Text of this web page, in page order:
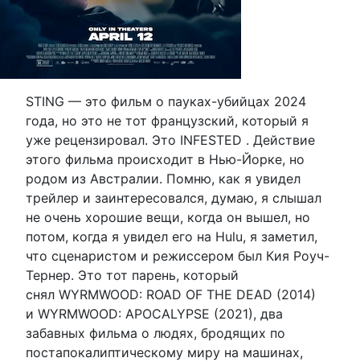
STING — это фильм о пауках-убийцах 2024
года, но это не тот французский, который я
уже рецензировал. Это INFESTED . Действие
этого фильма происходит в Нью-Йорке, но
родом из Австралии. Помню, как я увидел
трейлер и заинтересовался, думаю, я слышал
не очень хорошие вещи, когда он вышел, но
потом, когда я увидел его на Hulu, я заметил,
что сценаристом и режиссером был Кия Роуч-
Тернер. Это тот парень, который
снял WYRMWOOD: ROAD OF THE DEAD (2014)
и WYRMWOOD: APOCALYPSE (2021), два
забавных фильма о людях, бродящих по
постапокалиптическому миру на машинах,